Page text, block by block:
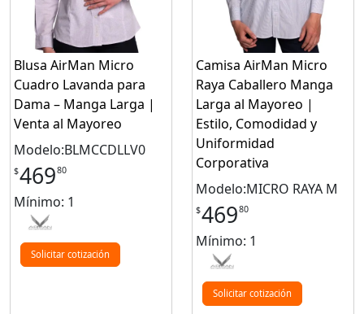
Blusa AirMan Micro
Cuadro Lavanda para
Dama – Manga Larga |
Venta al Mayoreo
Modelo:BLMCCDLLV0
$46980
Mínimo: 1
Solicitar cotización
Camisa AirMan Micro
Raya Caballero Manga
Larga al Mayoreo |
Estilo, Comodidad y
Uniformidad
Corporativa
Modelo:MICRO RAYA M
$46980
Mínimo: 1
Solicitar cotización